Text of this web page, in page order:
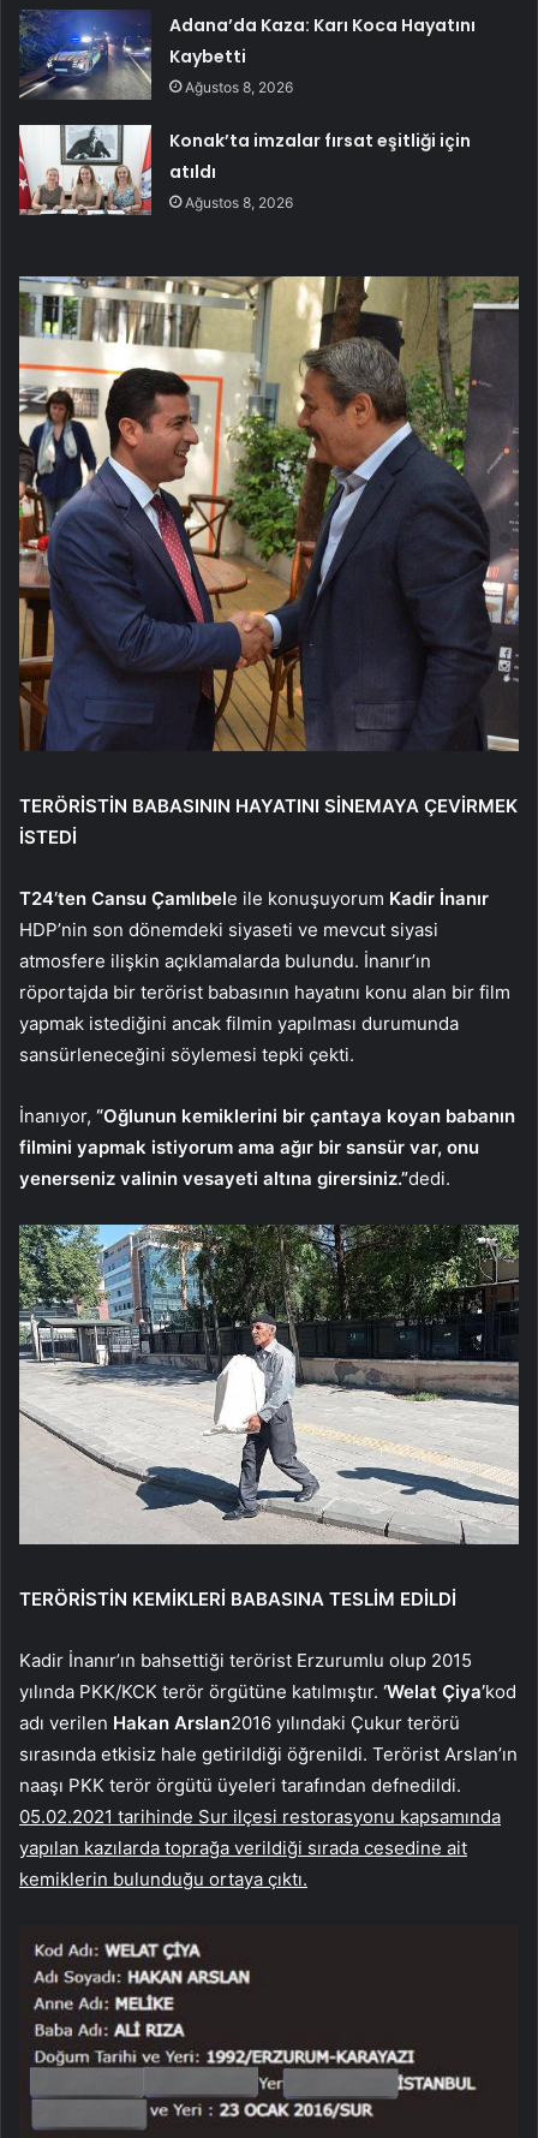
Adana’da Kaza: Karı Koca Hayatını
Kaybetti
Ağustos 8, 2026
Konak’ta imzalar fırsat eşitliği için
atıldı
Ağustos 8, 2026
TERÖRİSTİN BABASININ HAYATINI SİNEMAYA ÇEVİRMEK
İSTEDİ
T24’ten Cansu Çamlıbele ile konuşuyorum Kadir İnanır
HDP’nin son dönemdeki siyaseti ve mevcut siyasi
atmosfere ilişkin açıklamalarda bulundu. İnanır’ın
röportajda bir terörist babasının hayatını konu alan bir film
yapmak istediğini ancak filmin yapılması durumunda
sansürleneceğini söylemesi tepki çekti.
İnanıyor, “Oğlunun kemiklerini bir çantaya koyan babanın
filmini yapmak istiyorum ama ağır bir sansür var, onu
yenerseniz valinin vesayeti altına girersiniz.”dedi.
TERÖRİSTİN KEMİKLERİ BABASINA TESLİM EDİLDİ
Kadir İnanır’ın bahsettiği terörist Erzurumlu olup 2015
yılında PKK/KCK terör örgütüne katılmıştır. ‘Welat Çiya’kod
adı verilen Hakan Arslan2016 yılındaki Çukur terörü
sırasında etkisiz hale getirildiği öğrenildi. Terörist Arslan’ın
naaşı PKK terör örgütü üyeleri tarafından defnedildi.
05.02.2021 tarihinde Sur ilçesi restorasyonu kapsamında
yapılan kazılarda toprağa verildiği sırada cesedine ait
kemiklerin bulunduğu ortaya çıktı.